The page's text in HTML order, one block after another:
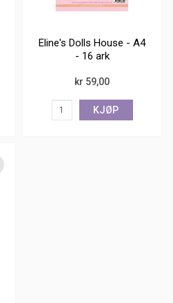
Eline's Dolls House - A4
- 16 ark
kr 59,00
KJØP